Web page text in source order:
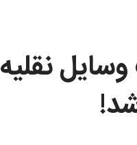
نقلیه